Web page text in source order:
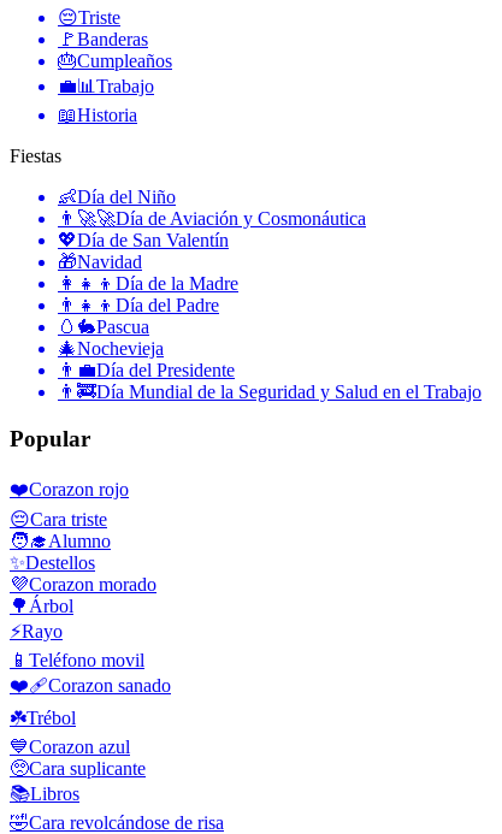
😔Triste
🚩Banderas
🎂Cumpleaños
💼📊 Trabajo
📖Historia
Fiestas
👶Día del Niño
👨‍🚀🚀Día de Aviación y Cosmonáutica
💖Día de San Valentín
🎁Navidad
👩‍👧‍👦 Día de la Madre
👨‍👧‍👦 Día del Padre
🥚🐇Pascua
🎄Nochevieja
👨‍💼Día del Presidente
👨‍🚒Día Mundial de la Seguridad y Salud en el Trabajo
Popular
❤️Corazon rojo
😔Cara triste
🧑‍🎓Alumno
✨Destellos
💜Corazon morado
🌳 Árbol
⚡Rayo
📱 Teléfono movil
❤️‍🩹Corazon sanado
☘️Trébol
💙Corazon azul
🥺Cara suplicante
📚Libros
🤣Cara revolcándose de risa